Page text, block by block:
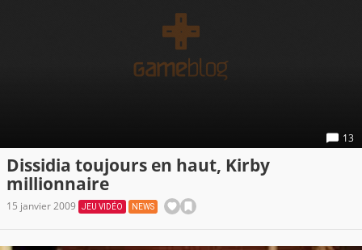
13
Dissidia toujours en haut, Kirby
millionnaire
15 janvier 2009 JEU VIDÉO NEWS